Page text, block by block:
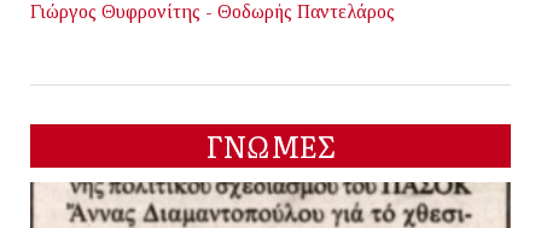
Γιώργος Θυφρονίτης - Θοδωρής Παντελάρος
ΓΝΩΜΕΣ